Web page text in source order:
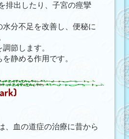
排出したり、子宮の痙攣
水分不足を改善し、便秘に
節します。
を静める作用です。
、血の道症の治療に昔から